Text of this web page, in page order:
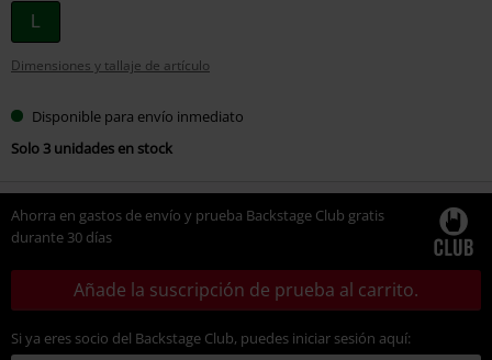
Elige
tu
talla
Dimensiones y tallaje de artículo
Disponible para envío inmediato
Solo 3 unidades en stock
Ahorra en gastos de envío y prueba Backstage Club gratis
durante 30 días
Añade la suscripción de prueba al carrito.
Si ya eres socio del Backstage Club, puedes iniciar sesión aquí: